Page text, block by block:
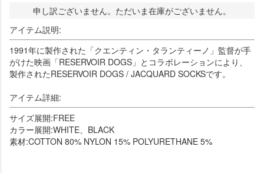
申し訳ございません。ただいま在庫がございません。
アイテム説明:
1991年に製作された「クエンティン・タランティーノ」監督が手
がけた映画「RESERVOIR DOGS」とコラボレーションにより、
製作されたRESERVOIR DOGS / JACQUARD SOCKSです。
アイテム詳細:
サイズ展開:FREE
カラー展開:WHITE、BLACK
素材:COTTON 80% NYLON 15% POLYURETHANE 5%